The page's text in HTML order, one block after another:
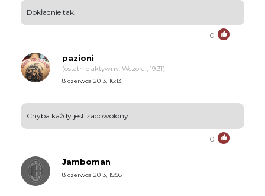
Dokładnie tak.
0
pazioni
(ostatnio aktywny: Wczoraj, 19:31)
8 czerwca 2013, 16:13
Chyba każdy jest zadowolony.
0
Jamboman
8 czerwca 2013, 15:56